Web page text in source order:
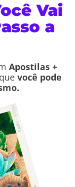
Vai
a
Apostilas +
que você pode